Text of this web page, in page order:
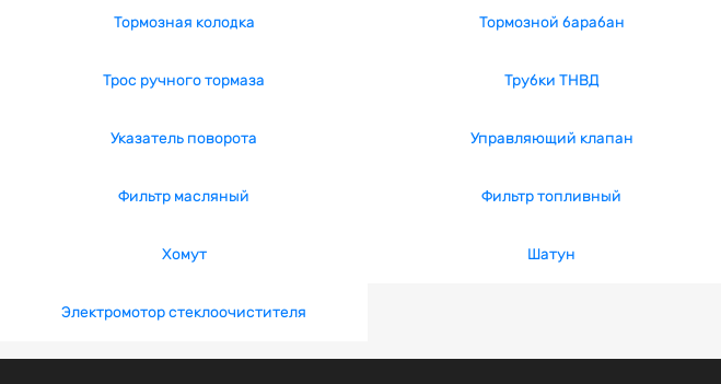
Тормозная колодка Тормозной барабан
Трос ручного тормаза Трубки ТНВД
Указатель поворота Управляющий клапан
Фильтр масляный Фильтр топливный
Хомут Шатун
Электромотор стеклоочистителя